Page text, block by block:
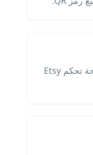
تتبع التحليلات؛ يعرض لوحة تحكم Etsy